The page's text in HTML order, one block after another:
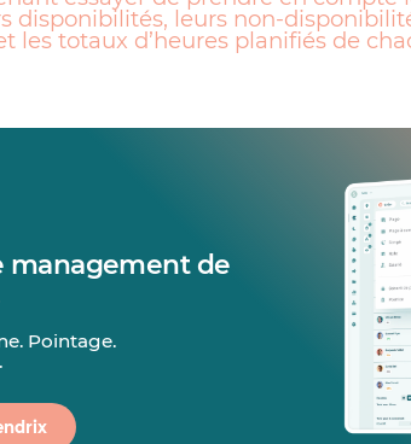
disponibilités, leurs non-
les totaux d’heures planifiés de
management de
Pointage.